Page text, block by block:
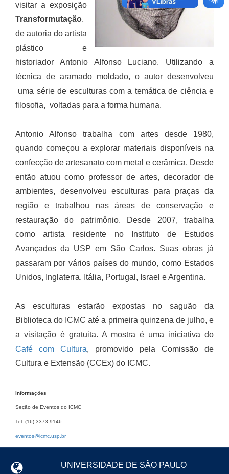
visitar a exposição
Transformutação,
de autoria do artista
plástico e
historiador Antonio Alfonso Luciano. Utilizando a
técnica de aramado moldado, o autor desenvolveu
uma série de esculturas com a temática de ciência e
filosofia, voltadas para a forma humana.
Antonio Alfonso trabalha com artes desde 1980,
quando começou a explorar materiais disponíveis na
confecção de artesanato com metal e cerâmica. Desde
então atuou como professor de artes, decorador de
ambientes, desenvolveu esculturas para praças da
região e trabalhou nas áreas de conservação e
restauração do patrimônio. Desde 2007, trabalha
como artista residente no Instituto de Estudos
Avançados da USP em São Carlos. Suas obras já
passaram por vários países do mundo, como Estados
Unidos, Inglaterra, Itália, Portugal, Israel e Argentina.
As esculturas estarão expostas no saguão da
Biblioteca do ICMC até a primeira quinzena de julho, e
a visitação é gratuita. A mostra é uma iniciativa do
Café com Cultura, promovido pela Comissão de
Cultura e Extensão (CCEx) do ICMC.
Informações
Seção de Eventos do ICMC
Tel. (16) 3373-9146
eventos@icmc.usp.br
UNIVERSIDADE DE SÃO PAULO